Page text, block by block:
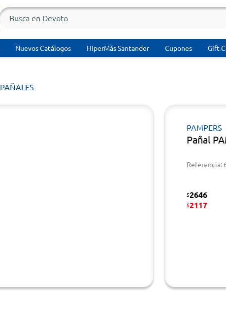
Nuevos Catálogos HiperMás Santander Cupones Gift
PAÑALES
PAMPERS
Pañal
Referencia:
$2646
$2117